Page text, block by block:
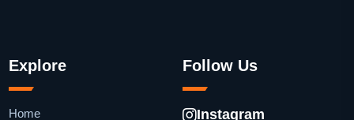
Explore
Home
Follow Us
Instagram